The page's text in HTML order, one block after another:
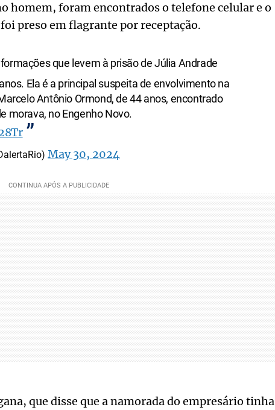
homem, foram encontrados o telefone celular e o
preso em flagrante por receptação.
que levem à prisão de Júlia Andrade
Ela é a principal suspeita de envolvimento na
Antônio Ormond, de 44 anos, encontrado
morava, no Engenho Novo.
May 30, 2024
que disse que a namorada do empresário tinha